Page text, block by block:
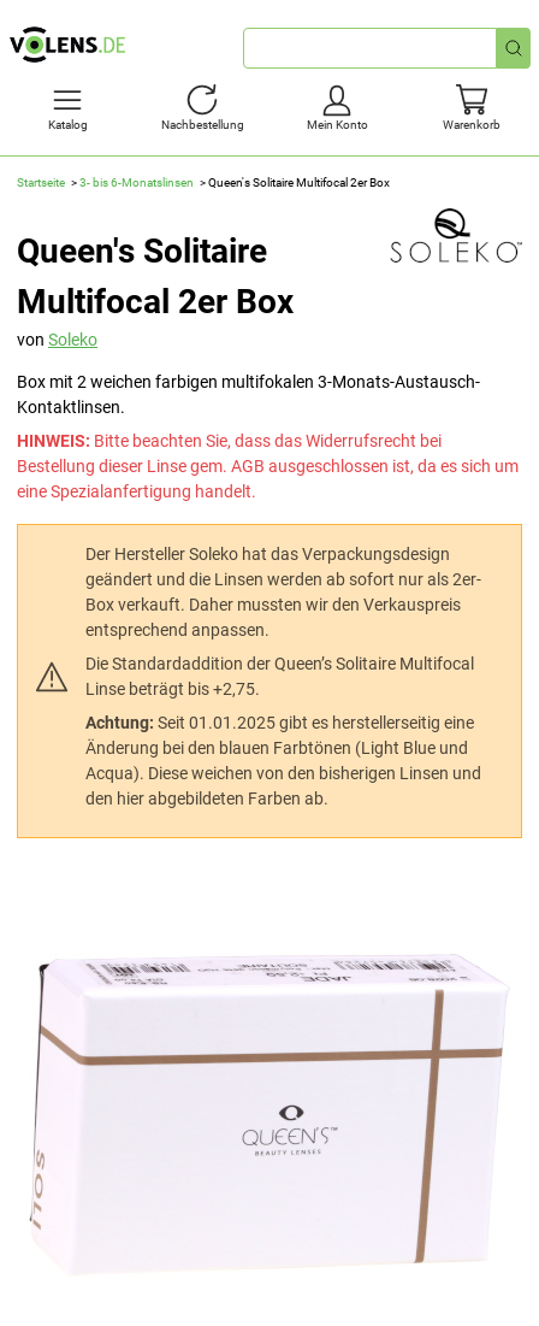
Schnellsuche
Katalog Nachbestellung Mein Konto Warenkorb
Startseite 3- bis 6-Monatslinsen Queen's Solitaire Multifocal 2er Box
Queen's Solitaire
Multifocal 2er Box
von Soleko
Box mit 2 weichen farbigen multifokalen 3-Monats-Austausch-
Kontaktlinsen.
HINWEIS: Bitte beachten Sie, dass das Widerrufsrecht bei
Bestellung dieser Linse gem. AGB ausgeschlossen ist, da es sich um
eine Spezialanfertigung handelt.
Der Hersteller Soleko hat das Verpackungsdesign
geändert und die Linsen werden ab sofort nur als 2er-
Box verkauft. Daher mussten wir den Verkauspreis
entsprechend anpassen.
Die Standardaddition der Queen’s Solitaire Multifocal
Linse beträgt bis +2,75.
Achtung: Seit 01.01.2025 gibt es herstellerseitig eine
Änderung bei den blauen Farbtönen (Light Blue und
Acqua). Diese weichen von den bisherigen Linsen und
den hier abgebildeten Farben ab.